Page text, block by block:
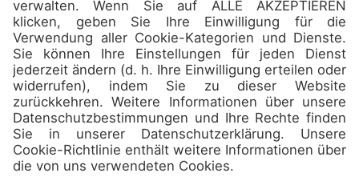
Verpassen Sie nicht die besten
Reiseziele und
Sonderangebote in unserem
Newsletter!